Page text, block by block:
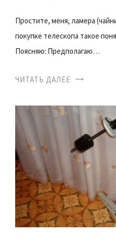
Простите, меня, ламера
покупке телескопа такое
Поясняю: Предполагаю…
ЧИТАТЬ ДАЛЕЕ